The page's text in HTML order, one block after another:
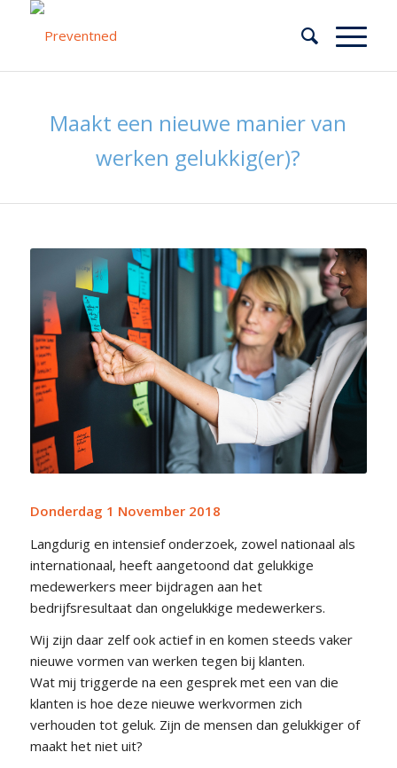
Maakt een nieuwe manier van
werken gelukkig(er)?
Donderdag 1 November 2018
Langdurig en intensief onderzoek, zowel nationaal als
internationaal, heeft aangetoond dat gelukkige
medewerkers meer bijdragen aan het
bedrijfsresultaat dan ongelukkige medewerkers.
Wij zijn daar zelf ook actief in en komen steeds vaker
nieuwe vormen van werken tegen bij klanten.
Wat mij triggerde na een gesprek met een van die
klanten is hoe deze nieuwe werkvormen zich
verhouden tot geluk. Zijn de mensen dan gelukkiger of
maakt het niet uit?